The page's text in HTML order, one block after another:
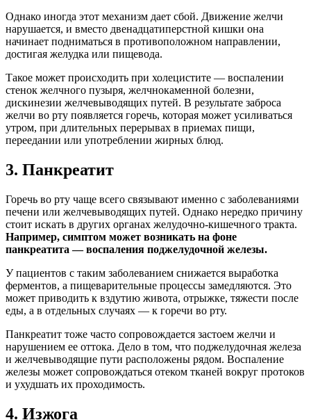
Однако иногда этот механизм дает сбой. Движение желчи
нарушается, и вместо двенадцатиперстной кишки она
начинает подниматься в противоположном направлении,
достигая желудка или пищевода.
Такое может происходить при холецистите — воспалении
стенок желчного пузыря, желчнокаменной болезни,
дискинезии желчевыводящих путей. В результате заброса
желчи во рту появляется горечь, которая может усиливаться
утром, при длительных перерывах в приемах пищи,
переедании или употреблении жирных блюд.
3. Панкреатит
Горечь во рту чаще всего связывают именно с заболеваниями
печени или желчевыводящих путей. Однако нередко причину
стоит искать в других органах желудочно-кишечного тракта.
Например, симптом может возникать на фоне
панкреатита — воспаления поджелудочной железы.
У пациентов с таким заболеванием снижается выработка
ферментов, а пищеварительные процессы замедляются. Это
может приводить к вздутию живота, отрыжке, тяжести после
еды, а в отдельных случаях — к горечи во рту.
Панкреатит тоже часто сопровождается застоем желчи и
нарушением ее оттока. Дело в том, что поджелудочная железа
и желчевыводящие пути расположены рядом. Воспаление
железы может сопровождаться отеком тканей вокруг протоков
и ухудшать их проходимость.
4. Изжога